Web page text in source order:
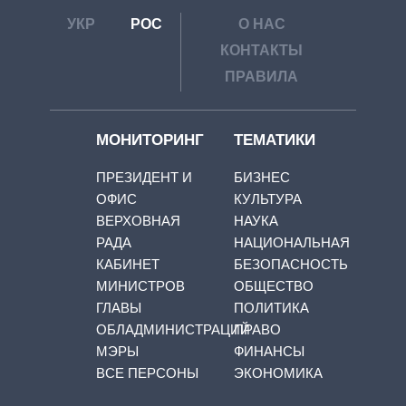
УКР РОС
О НАС
КОНТАКТЫ
ПРАВИЛА
МОНИТОРИНГ
ПРЕЗИДЕНТ И
ОФИС
ВЕРХОВНАЯ
РАДА
КАБИНЕТ
МИНИСТРОВ
ГЛАВЫ
ОБЛАДМИНИСТРАЦИЙ
МЭРЫ
ВСЕ ПЕРСОНЫ
ТЕМАТИКИ
БИЗНЕС
КУЛЬТУРА
НАУКА
НАЦИОНАЛЬНАЯ
БЕЗОПАСНОСТЬ
ОБЩЕСТВО
ПОЛИТИКА
ПРАВО
ФИНАНСЫ
ЭКОНОМИКА